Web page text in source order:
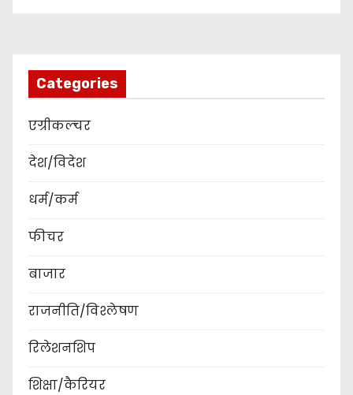
Categories
एग्रीकल्चर
देश/विदेश
धर्म/कर्म
फीचर
बाजार
राजनीति/विश्लेषण
रिलेशनशिप
शिक्षा/कैरियर